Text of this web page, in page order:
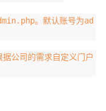
。默认账号为ad
公司的需求自定义门户